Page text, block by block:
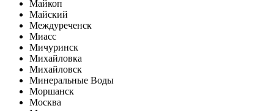
Майкоп
Майский
Междуреченск
Миасс
Мичуринск
Михайловка
Михайловск
Минеральные Воды
Моршанск
Москва